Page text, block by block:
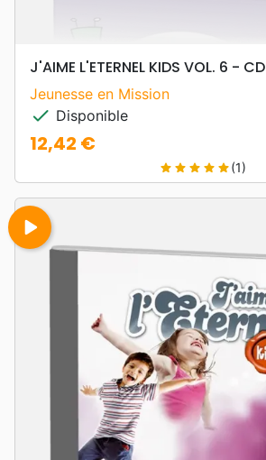
J'AIME L'ETERNEL KIDS VOL. 6 - CD
Jeunesse en Mission
check Disponible
Prix
12,42 €
star star star star star(1)
play_arrow